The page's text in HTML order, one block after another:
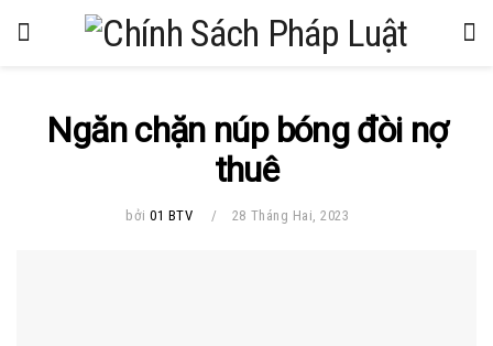
Ngăn chặn núp bóng đòi nợ
thuê
bởi 01 BTV 28 Tháng Hai, 2023